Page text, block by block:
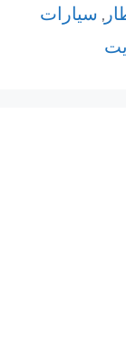
, سيارات